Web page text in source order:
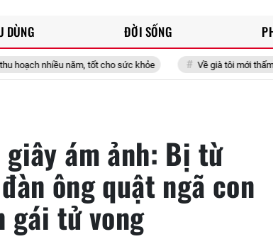
tốt cho sức khỏe Về già tôi mới thấm, chỉ thật sự
DÙNG ĐỜI SỐNG
ám ảnh: Bị từ
ông quật ngã con
gái tử vong